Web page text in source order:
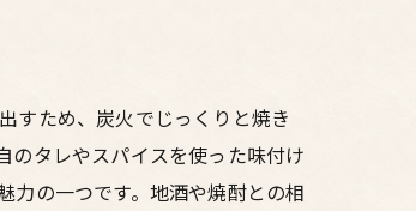
すため、炭火でじっくりと焼き
のタレやスパイスを使った味付け
力の一つです。地酒や焼酎との相